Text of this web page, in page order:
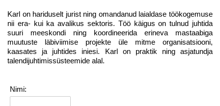
Karl on hariduselt jurist ning omandanud laialdase töökogemuse
nii era- kui ka avalikus sektoris. Töö käigus on tulnud juhtida
suuri meeskondi ning koordineerida erineva mastaabiga
muutuste läbiviimise projekte üle mitme organisatsiooni,
kaasates ja juhtides iniesi. Karl on praktik ning asjatundja
talendijuhtimissüsteemide alal.
Nimi: